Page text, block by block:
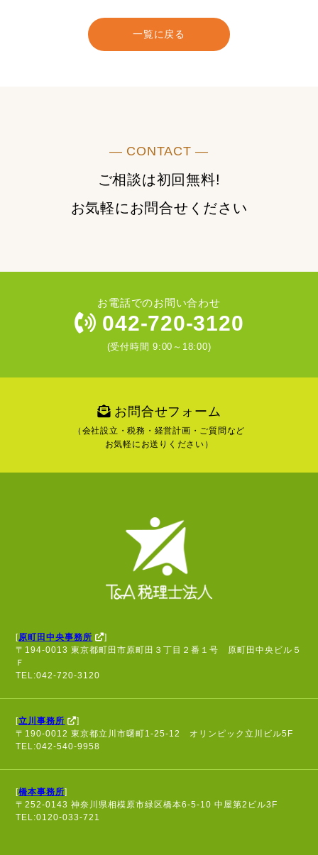
一覧に戻る
― CONTACT ―
ご相談は初回無料!
お気軽にお問合せください
お電話でのお問い合わせ
042-720-3120
(受付時間 9:00～18:00)
お問合せフォーム
（会社設立・税務・経営計画・ご質問など
お気軽にお送りください）
[原町田中央事務所
]
〒194-0013 東京都町田市原町田３丁目２番１号 原町田中央ビル５
Ｆ
TEL:042-720-3120
[立川事務所
]
〒190-0012 東京都立川市曙町1-25-12 オリンピック立川ビル5F
TEL:042-540-9958
[橋本事務所]
〒252-0143 神奈川県相模原市緑区橋本6-5-10 中屋第2ビル3F
TEL:0120-033-721